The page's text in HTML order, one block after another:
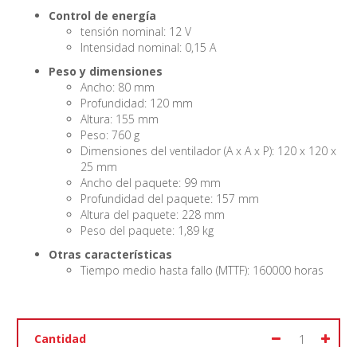
Control de energía
tensión nominal: 12 V
Intensidad nominal: 0,15 A
Peso y dimensiones
Ancho: 80 mm
Profundidad: 120 mm
Altura: 155 mm
Peso: 760 g
Dimensiones del ventilador (A x A x P): 120 x 120 x
25 mm
Ancho del paquete: 99 mm
Profundidad del paquete: 157 mm
Altura del paquete: 228 mm
Peso del paquete: 1,89 kg
Otras características
Tiempo medio hasta fallo (MTTF): 160000 horas
Cantidad